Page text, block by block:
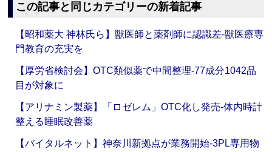
この記事と同じカテゴリーの新着記事
【昭和薬大 神林氏ら】獣医師と薬剤師に認識差‐獣医療専
門教育の充実を
【厚労省検討会】OTC類似薬で中間整理‐77成分1042品
目が対象に
【アリナミン製薬】「ロゼレム」OTC化し発売‐体内時計
整える睡眠改善薬
【バイタルネット】神奈川新拠点が業務開始‐3PL専用物